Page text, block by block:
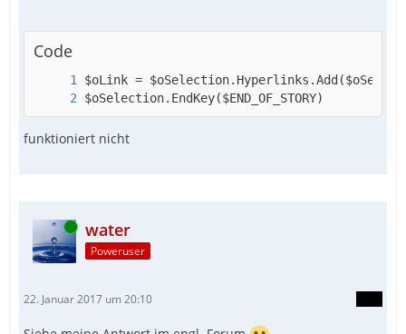
Code
$oSelection.EndKey($END_OF_STORY)
funktioniert nicht
Online water
Poweruser
22. Januar 2017 um 20:10